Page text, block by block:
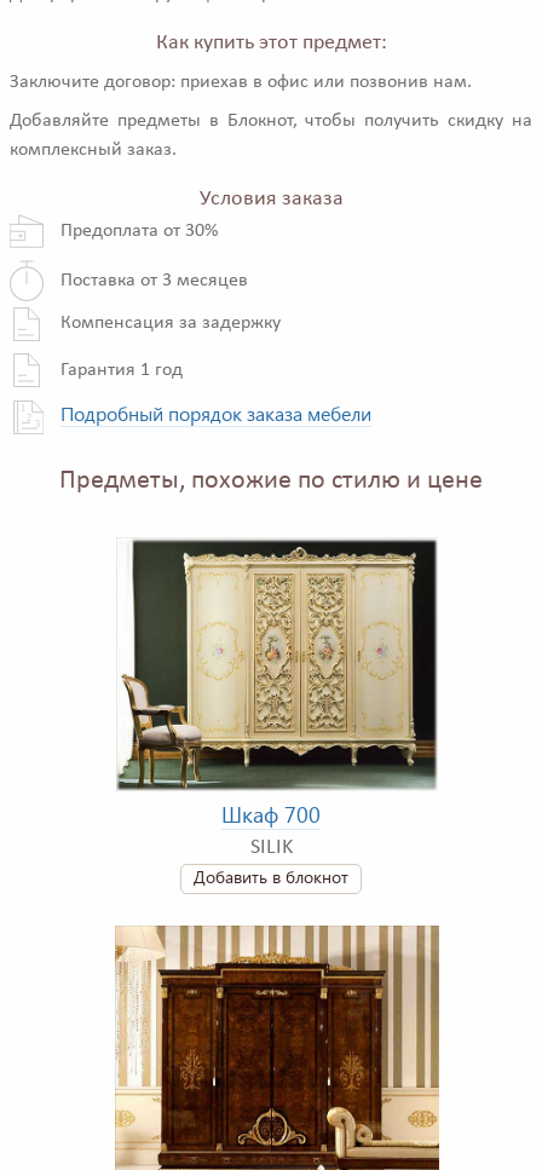
Как купить этот предмет:
Заключите договор: приехав в офис или позвонив нам.
Добавляйте предметы в Блокнот, чтобы получить скидку на
комплексный заказ.
Условия заказа
Предоплата от 30%
Поставка от 3 месяцев
Компенсация за задержку
Гарантия 1 год
Подробный порядок заказа мебели
Предметы, похожие по стилю и цене
Шкаф 700
SILIK
Добавить в блокнот